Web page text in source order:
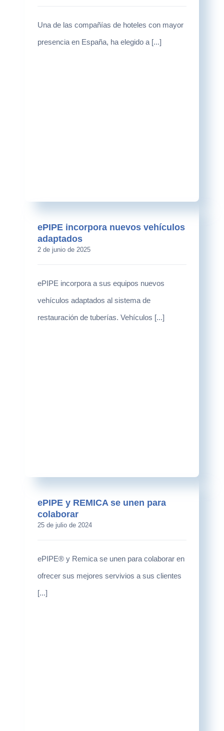
Una de las compañías de hoteles con mayor
presencia en España, ha elegido a [...]
ePIPE incorpora nuevos vehículos
adaptados
2 de junio de 2025
ePIPE incorpora a sus equipos nuevos
vehículos adaptados al sistema de
restauración de tuberías. Vehículos [...]
ePIPE y REMICA se unen para
colaborar
25 de julio de 2024
ePIPE® y Remica se unen para colaborar en
ofrecer sus mejores servivios a sus clientes
[...]